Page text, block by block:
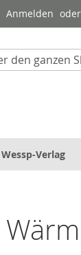
Anmelden
Wessp-Verlag